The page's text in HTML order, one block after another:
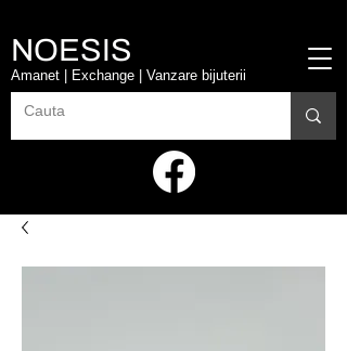
NOESIS
Amanet | Exchange | Vanzare bijuterii